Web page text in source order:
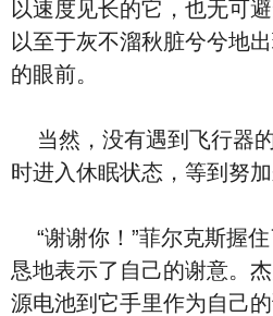
以速度见长的它，也无可
以至于灰不溜秋脏兮兮地
的眼前。
当然，没有遇到飞行器
时进入休眠状态，等到努加
“谢谢你！”菲尔克斯握
恳地表示了自己的谢意。
源电池到它手里作为自己